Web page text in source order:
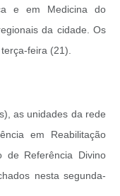
e em Medicina do
da cidade. Os
feira (21).
as unidades da rede
em Reabilitação
de Referência Divino
nesta segunda-